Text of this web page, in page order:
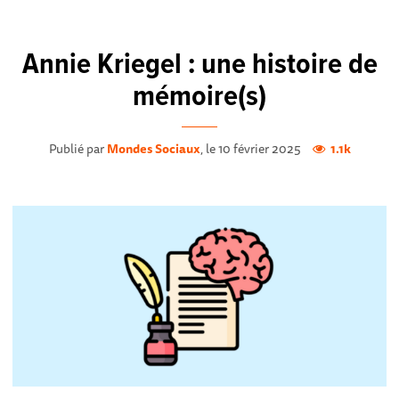
Annie Kriegel : une histoire de
mémoire(s)
Publié parMondes Sociaux, le 10 février 2025 1.1k